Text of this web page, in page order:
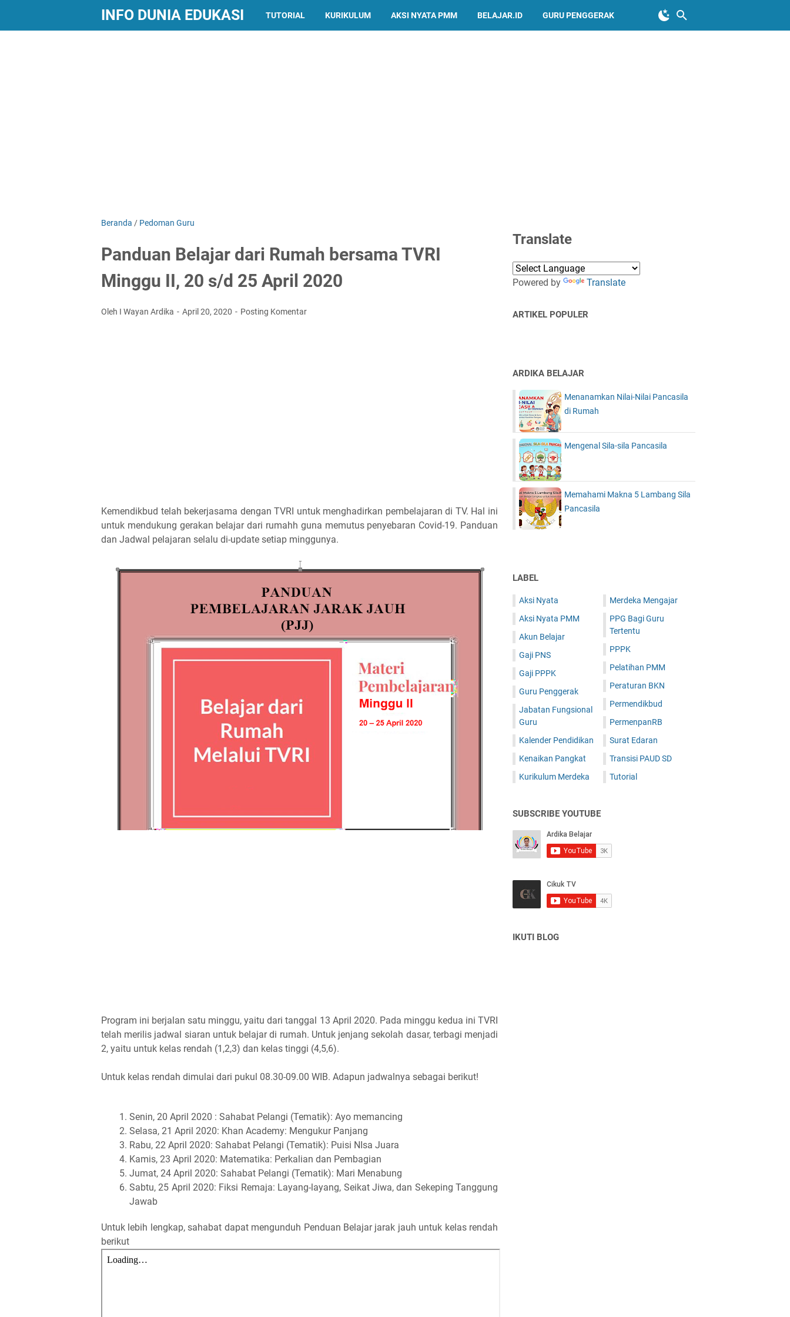
INFO DUNIA EDUKASI TUTORIAL KURIKULUM AKSI NYATA PMM BELAJAR.ID GURU PENGGERAK
Beranda / Pedoman Guru
Panduan Belajar dari Rumah bersama TVRI
Minggu II, 20 s/d 25 April 2020
Oleh I Wayan Ardika April 20, 2020 Posting Komentar
Kemendikbud telah bekerjasama dengan TVRI untuk menghadirkan pembelajaran di TV. Hal ini
untuk mendukung gerakan belajar dari rumahh guna memutus penyebaran Covid-19. Panduan
dan Jadwal pelajaran selalu di-update setiap minggunya.
Program ini berjalan satu minggu, yaitu dari tanggal 13 April 2020. Pada minggu kedua ini TVRI
telah merilis jadwal siaran untuk belajar di rumah. Untuk jenjang sekolah dasar, terbagi menjadi
2, yaitu untuk kelas rendah (1,2,3) dan kelas tinggi (4,5,6).
Untuk kelas rendah dimulai dari pukul 08.30-09.00 WIB. Adapun jadwalnya sebagai berikut!
Senin, 20 April 2020 : Sahabat Pelangi (Tematik): Ayo memancing
Selasa, 21 April 2020: Khan Academy: Mengukur Panjang
Rabu, 22 April 2020: Sahabat Pelangi (Tematik): Puisi NIsa Juara
Kamis, 23 April 2020: Matematika: Perkalian dan Pembagian
Jumat, 24 April 2020: Sahabat Pelangi (Tematik): Mari Menabung
Sabtu, 25 April 2020: Fiksi Remaja: Layang-layang, Seikat Jiwa, dan Sekeping Tanggung
Jawab
Untuk lebih lengkap, sahabat dapat mengunduh Penduan Belajar jarak jauh untuk kelas rendah
berikut
Translate
Powered by Translate
ARTIKEL POPULER
ARDIKA BELAJAR
Menanamkan Nilai-Nilai Pancasila
di Rumah
Mengenal Sila-sila Pancasila
Memahami Makna 5 Lambang Sila
Pancasila
LABEL
Aksi Nyata
Aksi Nyata PMM
Akun Belajar
Gaji PNS
Gaji PPPK
Guru Penggerak
Jabatan Fungsional
Guru
Kalender Pendidikan
Kenaikan Pangkat
Kurikulum Merdeka
Merdeka Mengajar
PPG Bagi Guru
Tertentu
PPPK
Pelatihan PMM
Peraturan BKN
Permendikbud
PermenpanRB
Surat Edaran
Transisi PAUD SD
Tutorial
SUBSCRIBE YOUTUBE
IKUTI BLOG